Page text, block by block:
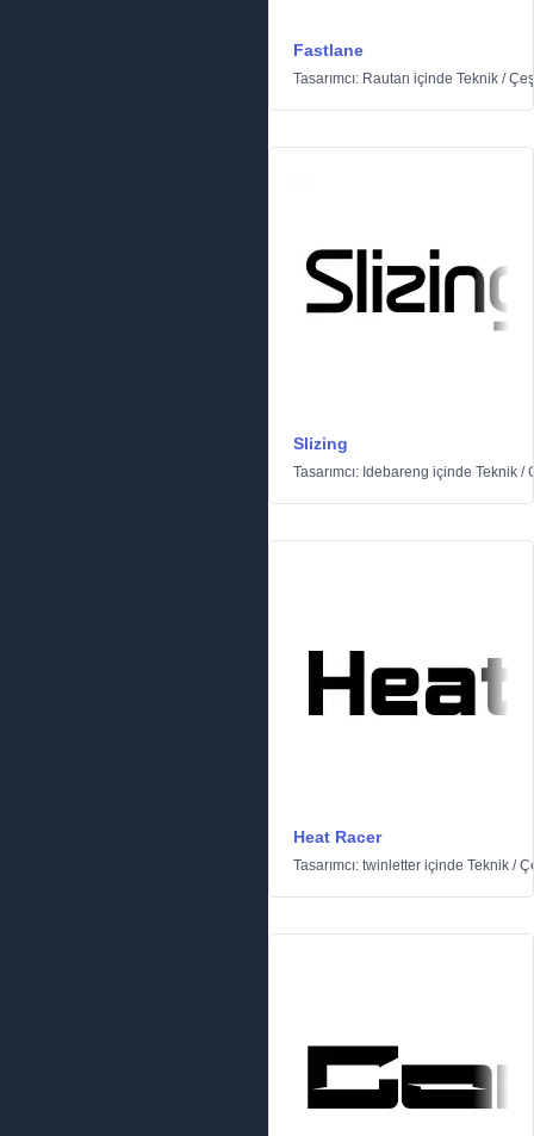
Fastlane
Tasarımcı: Rautan içinde Teknik /
Slizing
Tasarımcı: Idebareng içinde Teknik /
Heat Racer
Tasarımcı: twinletter içinde Teknik /